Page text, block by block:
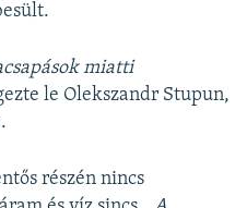
miatti
le Olekszandr Stupun,
részén nincs